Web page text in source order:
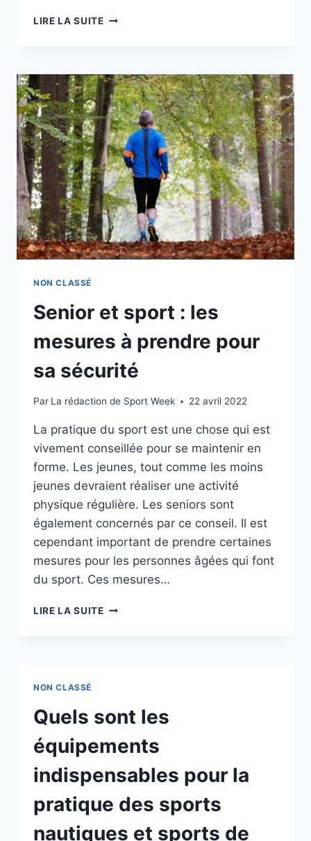
LIRE LA SUITETROIS
SE
MOTIVER
À
SE
METTRE
AU
SPORT
NON CLASSÉ
Senior et sport : les
mesures à prendre pour
sa sécurité
Par La rédaction de Sport Week 22 avril 2022
La pratique du sport est une chose qui est
vivement conseillée pour se maintenir en
forme. Les jeunes, tout comme les moins
jeunes devraient réaliser une activité
physique régulière. Les seniors sont
également concernés par ce conseil. Il est
cependant important de prendre certaines
mesures pour les personnes âgées qui font
du sport. Ces mesures…
LIRE LA SUITESENIOR
PRENDRE
POUR
SÉCURITÉ
NON CLASSÉ
Quels sont les
équipements
indispensables pour la
pratique des sports
nautiques et sports de